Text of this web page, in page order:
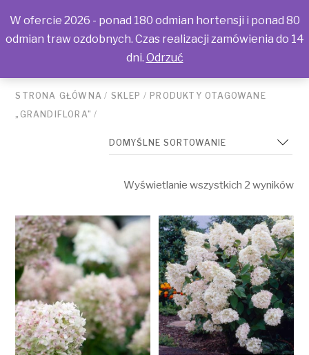
STRONA GŁÓWNA / SKLEP / PRODUKTY OTAGOWANE
„GRANDIFLORA” /
Wyświetlanie wszystkich 2 wyników
W ofercie 2026 - ponad 180 odmian hortensji i ponad 80
odmian traw ozdobnych. Czas realizacji zamówienia do 14
dni. Odrzuć